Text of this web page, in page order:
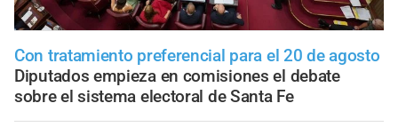
Con tratamiento preferencial para el 20 de agosto
Diputados empieza en comisiones el debate
sobre el sistema electoral de Santa Fe